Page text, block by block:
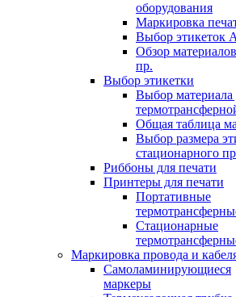
оборудования
Маркировка
Выбор этикеток
Обзор
пр.
Выбор этикетки
Выбор материала
Общая таблица
Выбор размера
стационарного
Риббоны для печати
Принтеры для печати
Портативные
Стационарные
Маркировка провода и
Самоламинирующиеся
маркеры